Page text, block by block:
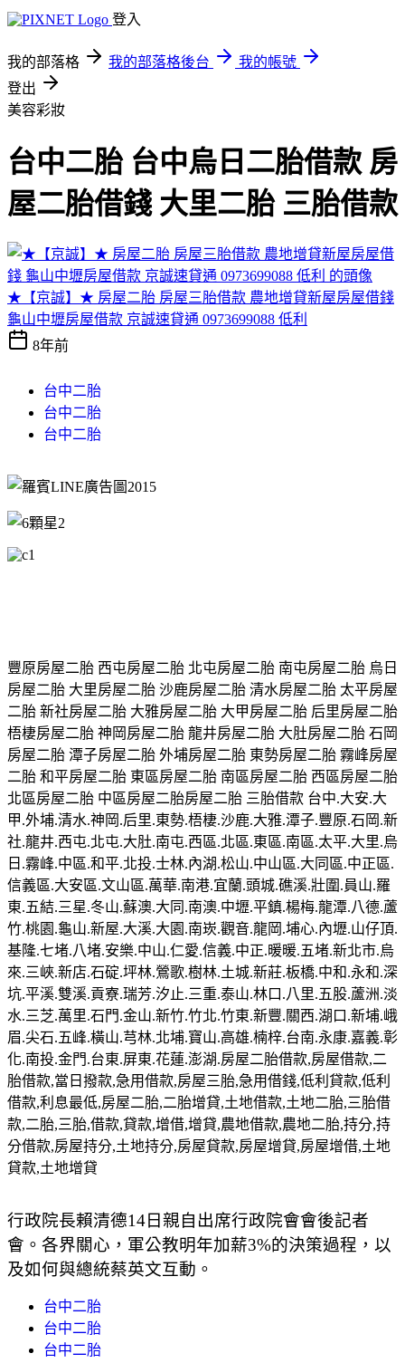
登入
我的部落格 我的部落格後台
我的帳號
登出
美容彩妝
台中二胎 台中烏日二胎借款 房
屋二胎借錢 大里二胎 三胎借款
★【京誠】★ 房屋二胎 房屋三胎借款 農地增貸新屋房屋借錢
龜山中壢房屋借款 京誠速貸通 0973699088 低利
8年前
台中二胎
台中二胎
台中二胎
豐原房屋二胎 西屯房屋二胎 北屯房屋二胎 南屯房屋二胎 烏日
房屋二胎 大里房屋二胎 沙鹿房屋二胎 清水房屋二胎 太平房屋
二胎 新社房屋二胎 大雅房屋二胎 大甲房屋二胎 后里房屋二胎
梧棲房屋二胎 神岡房屋二胎 龍井房屋二胎 大肚房屋二胎 石岡
房屋二胎 潭子房屋二胎 外埔房屋二胎 東勢房屋二胎 霧峰房屋
二胎 和平房屋二胎 東區房屋二胎 南區房屋二胎 西區房屋二胎
北區房屋二胎 中區房屋二胎房屋二胎 三胎借款 台中.大安.大
甲.外埔.清水.神岡.后里.東勢.梧棲.沙鹿.大雅.潭子.豐原.石岡.新
社.龍井.西屯.北屯.大肚.南屯.西區.北區.東區.南區.太平.大里.烏
日.霧峰.中區.和平.北投.士林.內湖.松山.中山區.大同區.中正區.
信義區.大安區.文山區.萬華.南港.宜蘭.頭城.礁溪.壯圍.員山.羅
東.五結.三星.冬山.蘇澳.大同.南澳.中壢.平鎮.楊梅.龍潭.八德.蘆
竹.桃園.龜山.新屋.大溪.大園.南崁.觀音.龍岡.埔心.內壢.山仔頂.
基隆.七堵.八堵.安樂.中山.仁愛.信義.中正.暖暖.五堵.新北市.烏
來.三峽.新店.石碇.坪林.鶯歌.樹林.土城.新莊.板橋.中和.永和.深
坑.平溪.雙溪.貢寮.瑞芳.汐止.三重.泰山.林口.八里.五股.蘆洲.淡
水.三芝.萬里.石門.金山.新竹.竹北.竹東.新豐.關西.湖口.新埔.峨
眉.尖石.五峰.橫山.芎林.北埔.寶山.高雄.楠梓.台南.永康.嘉義.彰
化.南投.金門.台東.屏東.花蓮.澎湖.房屋二胎借款,房屋借款,二
胎借款,當日撥款,急用借款,房屋三胎,急用借錢,低利貸款,低利
借款,利息最低,房屋二胎,二胎增貸,土地借款,土地二胎,三胎借
款,二胎,三胎,借款,貸款,增借,增貸,農地借款,農地二胎,持分,持
分借款,房屋持分,土地持分,房屋貸款,房屋增貸,房屋增借,土地
貸款,土地增貸
行政院長賴清德14日親自出席行政院會會後記者
會。各界關心，軍公教明年加薪3%的決策過程，以
及如何與總統蔡英文互動。
台中二胎
台中二胎
台中二胎